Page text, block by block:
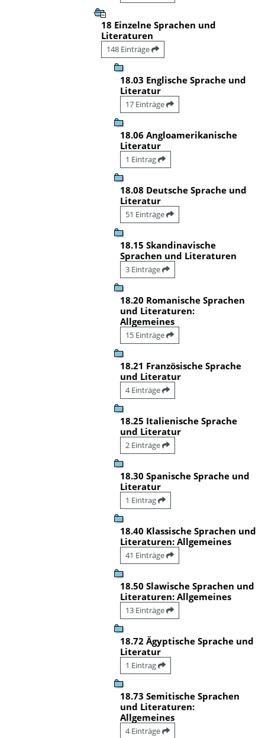
18 Einzelne Sprachen und
Literaturen
148 Einträge
18.03 Englische Sprache und
Literatur
17 Einträge
18.06 Angloamerikanische
Literatur
1 Eintrag
18.08 Deutsche Sprache und
Literatur
51 Einträge
18.15 Skandinavische
Sprachen und Literaturen
3 Einträge
18.20 Romanische Sprachen
und Literaturen:
Allgemeines
15 Einträge
18.21 Französische Sprache
und Literatur
4 Einträge
18.25 Italienische Sprache
und Literatur
2 Einträge
18.30 Spanische Sprache und
Literatur
1 Eintrag
18.40 Klassische Sprachen und
Literaturen: Allgemeines
41 Einträge
18.50 Slawische Sprachen und
Literaturen: Allgemeines
13 Einträge
18.72 Ägyptische Sprache und
Literatur
1 Eintrag
18.73 Semitische Sprachen
und Literaturen:
Allgemeines
4 Einträge